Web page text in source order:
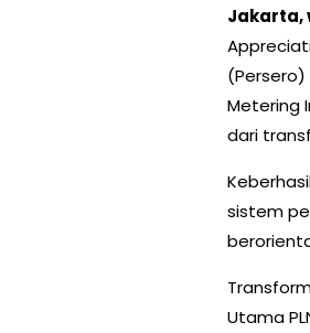
Jakarta,
Metering
dari
sistem
Utama